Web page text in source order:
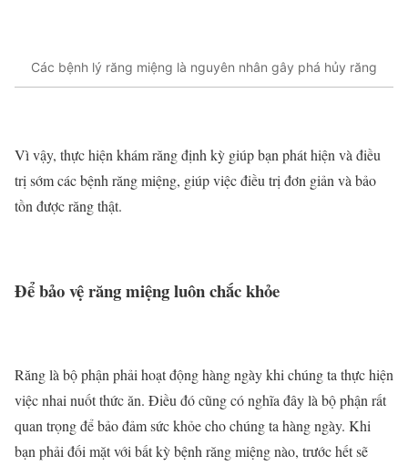
Các bệnh lý răng miệng là nguyên nhân gây phá hủy răng
Vì vậy, thực hiện khám răng định kỳ giúp bạn phát hiện và điều
trị sớm các bệnh răng miệng, giúp việc điều trị đơn giản và bảo
tồn được răng thật.
Để bảo vệ răng miệng luôn chắc khỏe
Răng là bộ phận phải hoạt động hàng ngày khi chúng ta thực hiện
việc nhai nuốt thức ăn. Điều đó cũng có nghĩa đây là bộ phận rất
quan trọng để bảo đảm sức khỏe cho chúng ta hàng ngày. Khi
bạn phải đối mặt với bất kỳ bệnh răng miệng nào, trước hết sẽ